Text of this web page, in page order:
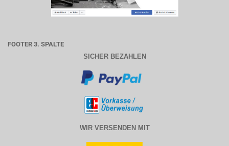
FOOTER 3. SPALTE
SICHER BEZAHLEN
WIR VERSENDEN MIT